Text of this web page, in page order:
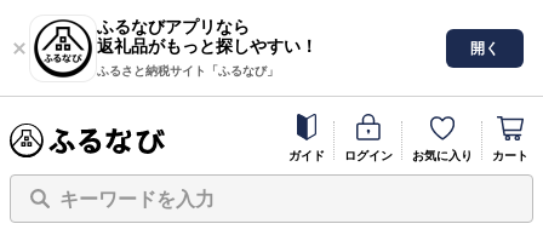
ふるなびアプリなら
返礼品がもっと探しやすい！
ふるさと納税サイト「ふるなび」
開く
ガイド ログイン お気に入り カート
キーワードを入力